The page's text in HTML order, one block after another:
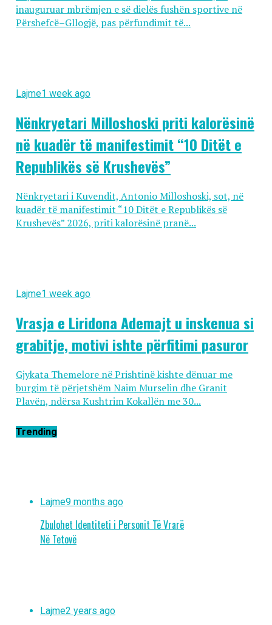
inauguruar mbrëmjen e së dielës fushën sportive në
Përshefcë–Gllogjë, pas përfundimit të...
Lajme1 week ago
Nënkryetari Milloshoski priti kalorësinë
në kuadër të manifestimit “10 Ditët e
Republikës së Krushevës”
Nënkryetari i Kuvendit, Antonio Milloshoski, sot, në
kuadër të manifestimit “10 Ditët e Republikës së
Krushevës” 2026, priti kalorësinë pranë...
Lajme1 week ago
Vrasja e Liridona Ademajt u inskenua si
grabitje, motivi ishte përfitimi pasuror
Gjykata Themelore në Prishtinë kishte dënuar me
burgim të përjetshëm Naim Murselin dhe Granit
Plavën, ndërsa Kushtrim Kokallën me 30...
Trending
Lajme9 months ago
Zbulohet Identiteti i Personit Të Vrarë
Në Tetovë
Lajme2 years ago